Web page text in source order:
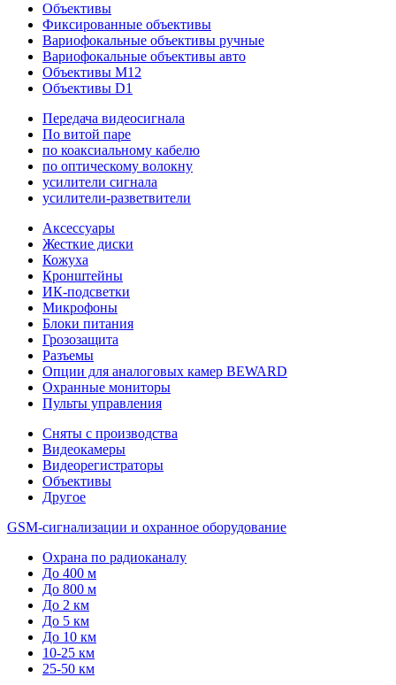
Объективы
Фиксированные объективы
Вариофокальные объективы ручные
Вариофокальные объективы авто
Объективы M12
Объективы D1
Передача видеосигнала
По витой паре
по коаксиальному кабелю
по оптическому волокну
усилители сигнала
усилители-разветвители
Аксессуары
Жесткие диски
Кожуха
Кронштейны
ИК-подсветки
Микрофоны
Блоки питания
Грозозащита
Разъемы
Опции для аналоговых камер BEWARD
Охранные мониторы
Пульты управления
Сняты с производства
Видеокамеры
Видеорегистраторы
Объективы
Другое
GSM-сигнализации и охранное оборудование
Охрана по радиоканалу
До 400 м
До 800 м
До 2 км
До 5 км
До 10 км
10-25 км
25-50 км